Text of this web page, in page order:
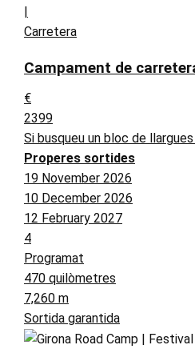
|
Carretera
Campament de
€
2399
Si busqueu un bloc de
Properes sortides
19 November 2026
10 December 2026
12 February 2027
4
Programat
470 quilòmetres
7,260 m
Sortida garantida